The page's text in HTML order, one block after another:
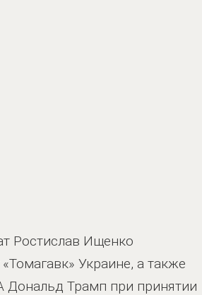
Ростислав Ищенко
Украине, а также
Дональд Трамп при принятии